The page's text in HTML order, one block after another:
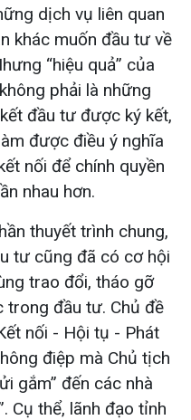
dịch vụ liên quan
khác muốn đầu tư về
“hiệu quả” của
phải là những
đầu tư được ký kết,
được điều ý nghĩa
nối để chính quyền
nhau hơn.
thuyết trình chung,
tư cũng đã có cơ hội
trao đổi, tháo gỡ
trong đầu tư. Chủ đề
nối - Hội tụ - Phát
điệp mà Chủ tịch
gắm” đến các nhà
Cụ thể, lãnh đạo tỉnh